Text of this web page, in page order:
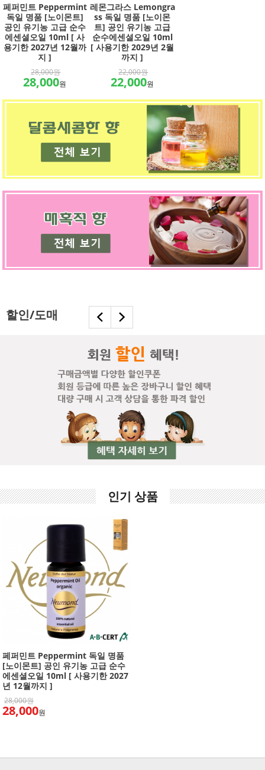
페퍼민트 Peppermint
독일 명품 [노이몬트]
공인 유기농 고급 순수
에센셜오일 10ml [ 사
용기한 2027년 12월까
지 ]
28,000원
28,000원
레몬그라스 Lemongra
ss 독일 명품 [노이몬
트] 공인 유기농 고급
순수에센셜오일 10ml
[ 사용기한 2029년 2월
까지 ]
22,000원
22,000원
할인/도매
인기 상품
페퍼민트 Peppermint 독일 명품
[노이몬트] 공인 유기농 고급 순수
에센셜오일 10ml [ 사용기한 2027
년 12월까지 ]
28,000원
28,000원